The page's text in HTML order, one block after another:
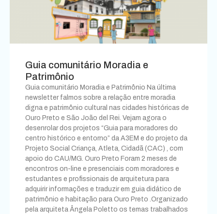
Guia comunitário Moradia e
Patrimônio
Guia comunitário Moradia e Patrimônio Na última
newsletter falmos sobre a relação entre moradia
digna e patrimônio cultural nas cidades históricas de
Ouro Preto e São João del Rei. Vejam agora o
desenrolar dos projetos “Guia para moradores do
centro histórico e entorno” da A3EM e do projeto da
Projeto Social Criança, Atleta, Cidadã (CAC) , com
apoio do CAU/MG. Ouro Preto Foram 2 meses de
encontros on-line e presenciais com moradores e
estudantes e profissionais de arquitetura para
adquirir informações e traduzir em guia didático de
patrimônio e habitação para Ouro Preto .Organizado
pela arquiteta Ângela Poletto os temas trabalhados